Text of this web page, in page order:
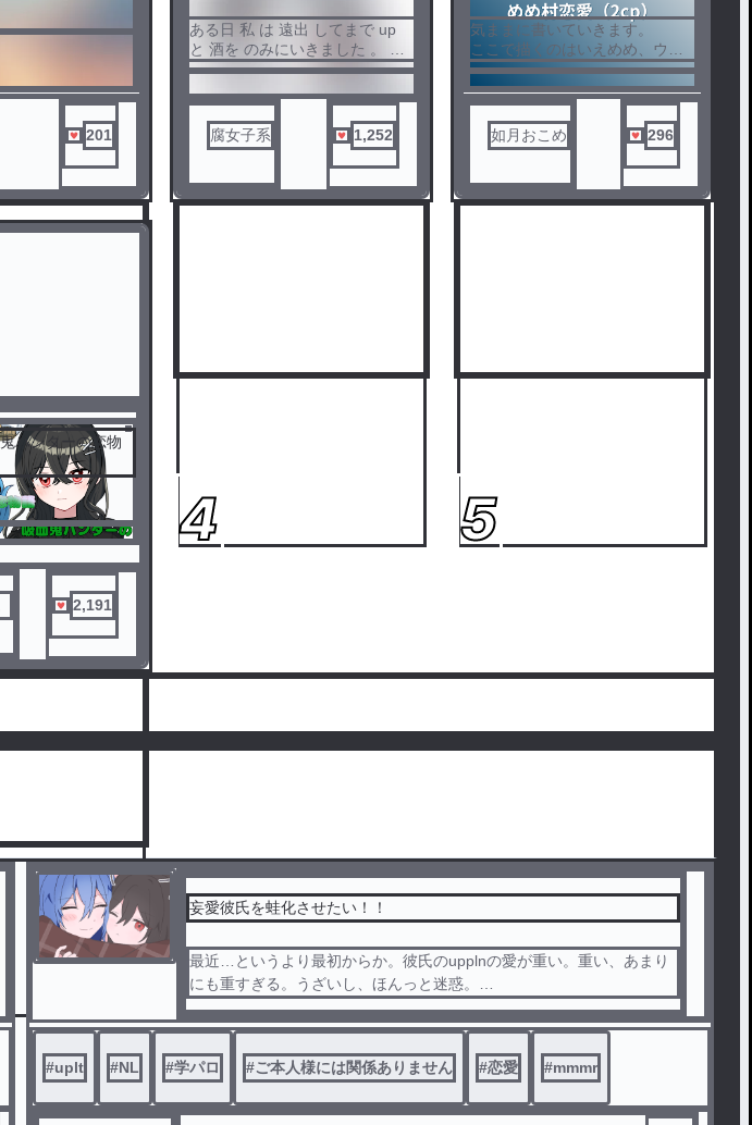
201
ノベ
ある日 私 は 遠出 してまで up
と 酒を のみにいきました 。
up の 家 に 。
腐女子系 1,252
4
気ままに書いていきます。
ここで描くのはいえめめ、ウパ
ラテです。
なんでもおkな方はそのまま、シ
ェアハウス設定など地雷な方はU
ターンしてくださいな
如月おこめ 296
5
ハンターの恋物
2,191
妄愛彼氏を蛙化させたい！！
最近…というより最初からか。彼氏のupplnの愛が重い。重い、あまり
にも重すぎる。うざいし、ほんっと迷惑。
……ぁ！
蛙化させればいいんだ。少しでもマシになるように……
「え、何それ大好き。こっちおいで？俺が食べてあげるから」「ltが悪
口？頑張って嫌いです感出しててかわいい。照れ隠し下手すぎるのがま
た最高」
……こいつ、どうすればいいですか？
#uplt #NL #学パロ #ご本人様には関係ありません #恋愛 #mmmr